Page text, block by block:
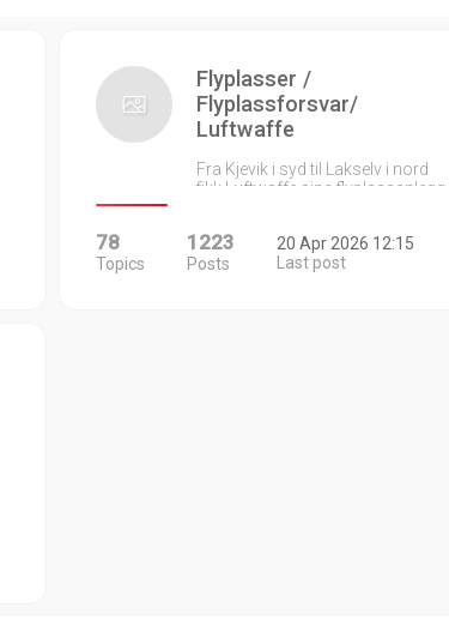
Flyplasser /
Flyplassforsvar/
Luftwaffe
Fra Kjevik i syd til Lakselv i nord
fikk Luftwaffe sine flyplassanlegg…
78
Topics
1223
Posts
20 Apr 2026 12:15
Last post